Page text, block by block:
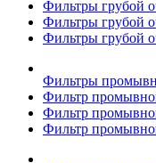
Фильтры грубой
Фильтры грубой
Фильтры грубой
Фильтры
Фильтр
Фильтр
Фильтр